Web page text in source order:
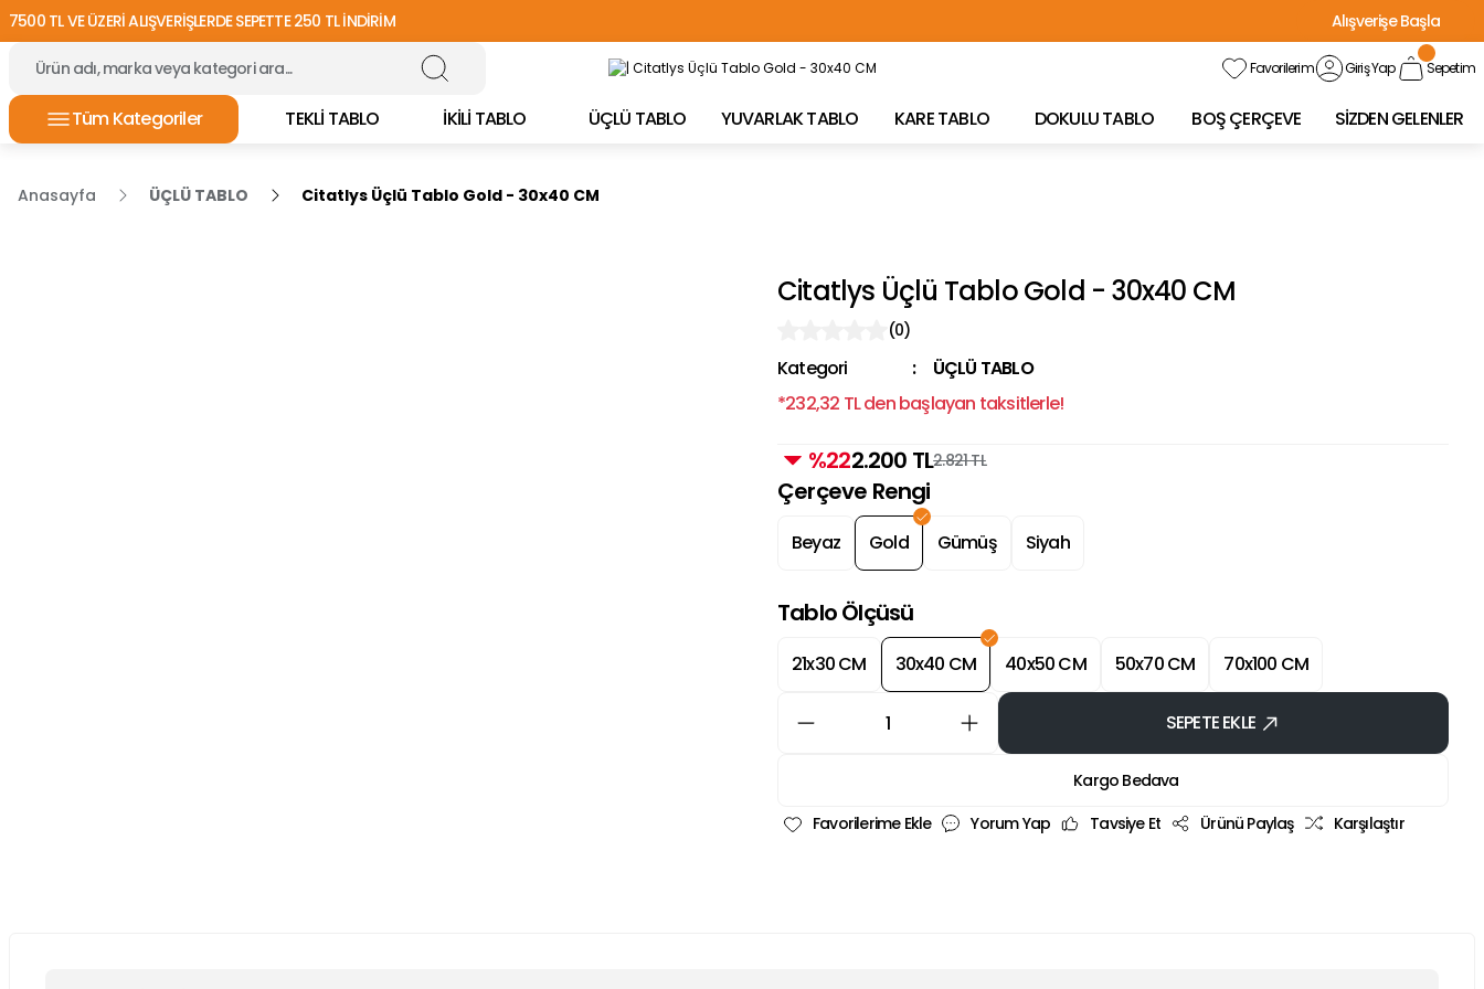
7500 TL VE ÜZERİ ALIŞVERİŞLERDE SEPETTE 250 TL İNDİRİM
Alışverişe Başla
TÜRKİYE'NİN HER YERİNE ÜCRETSİZ KARGO!
Favorilerim Giriş Yap Sepetim
Tüm Kategoriler TEKLİ TABLO İKİLİ TABLO ÜÇLÜ TABLO YUVARLAK TABLO KARE TABLO DOKULU TABLO BOŞ ÇERÇEVE SİZDEN GELENLER
Anasayfa ÜÇLÜ TABLO Citatlys Üçlü Tablo Gold - 30x40 CM
Citatlys Üçlü Tablo Gold - 30x40 CM
(0)
Kategori
ÜÇLÜ TABLO
*232,32 TL den başlayan taksitlerle!
%222.200 TL2.821 TL
Çerçeve Rengi
Beyaz Gold Gümüş Siyah
Tablo Ölçüsü
21x30 CM 30x40 CM 40x50 CM 50x70 CM 70x100 CM
SEPETE EKLE
Kargo Bedava
Yorum Yap
Tavsiye Et Ürünü Paylaş Karşılaştır